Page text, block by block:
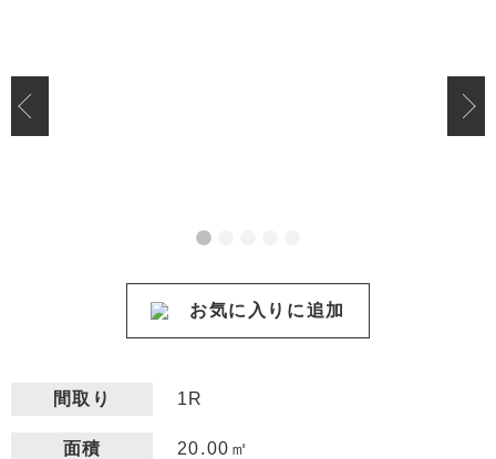
お気に入りに追加
間取り 1R
面積 20.00㎡